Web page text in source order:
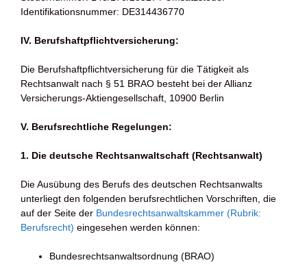
Identifikationsnummer: DE314436770
IV. Berufshaftpflichtversicherung:
Die Berufshaftpflichtversicherung für die Tätigkeit als
Rechtsanwalt nach § 51 BRAO besteht bei der Allianz
Versicherungs-Aktiengesellschaft, 10900 Berlin
V. Berufsrechtliche Regelungen:
1. Die deutsche Rechtsanwaltschaft (Rechtsanwalt)
Die Ausübung des Berufs des deutschen Rechtsanwalts
unterliegt den folgenden berufsrechtlichen Vorschriften, die
auf der Seite der Bundesrechtsanwaltskammer (Rubrik:
Berufsrecht) eingesehen werden können:
Bundesrechtsanwaltsordnung (BRAO)